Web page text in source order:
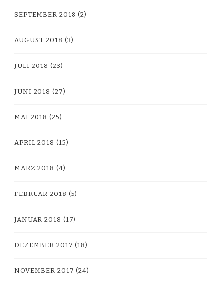
SEPTEMBER 2018 (2)
AUGUST 2018 (3)
JULI 2018 (23)
JUNI 2018 (27)
MAI 2018 (25)
APRIL 2018 (15)
MÄRZ 2018 (4)
FEBRUAR 2018 (5)
JANUAR 2018 (17)
DEZEMBER 2017 (18)
NOVEMBER 2017 (24)